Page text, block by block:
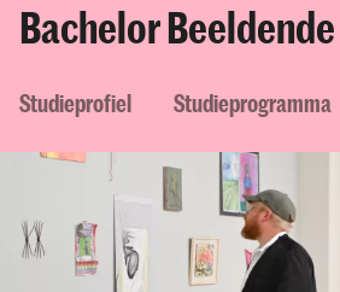
Bachelor
Studieprofiel Studieprogramma